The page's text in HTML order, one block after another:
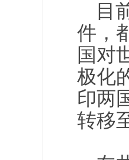
目
件，
国对
极化
印两
转移